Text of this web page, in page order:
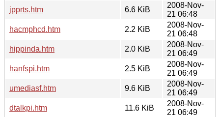
jpprts.htm
6.6 KiB
2008-Nov-
21 06:48
hacmphcd.htm
2.2 KiB
2008-Nov-
21 06:48
hippinda.htm
2.0 KiB
2008-Nov-
21 06:49
hanfspi.htm
2.5 KiB
2008-Nov-
21 06:49
umediasf.htm
9.6 KiB
2008-Nov-
21 06:49
dtalkpi.htm
11.6 KiB
2008-Nov-
21 06:49